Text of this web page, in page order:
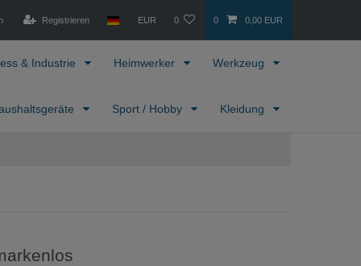
Registrieren EUR 0 0 0,00 EUR
& Industrie Heimwerker Werkzeug
Sport / Hobby Kleidung